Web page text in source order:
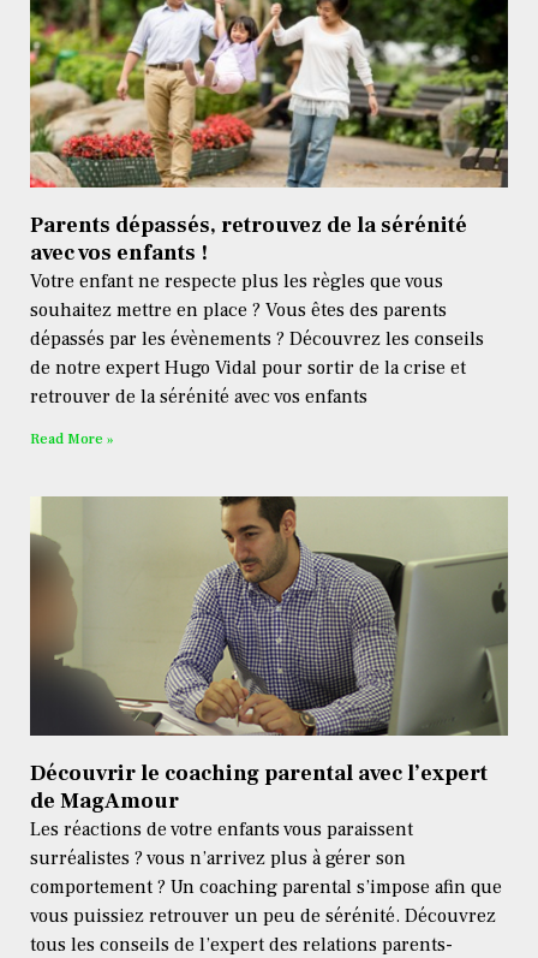
Parents dépassés, retrouvez de la sérénité
avec vos enfants !
Votre enfant ne respecte plus les règles que vous
souhaitez mettre en place ? Vous êtes des parents
dépassés par les évènements ? Découvrez les conseils
de notre expert Hugo Vidal pour sortir de la crise et
retrouver de la sérénité avec vos enfants
Read More »
Découvrir le coaching parental avec l’expert
de MagAmour
Les réactions de votre enfants vous paraissent
surréalistes ? vous n’arrivez plus à gérer son
comportement ? Un coaching parental s’impose afin que
vous puissiez retrouver un peu de sérénité. Découvrez
tous les conseils de l’expert des relations parents-